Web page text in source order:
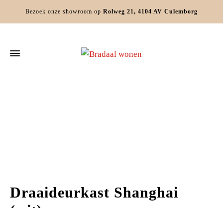
Bezoek onze showroom op Rolweg 21, 4104 AV Culemborg
Draaideurkast Shanghai